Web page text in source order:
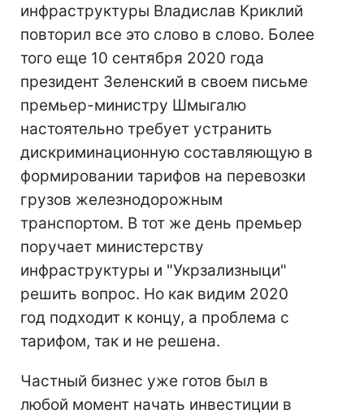
инфраструктуры Владислав Криклий
повторил все это слово в слово. Более
того еще 10 сентября 2020 года
президент Зеленский в своем письме
премьер-министру Шмыгалю
настоятельно требует устранить
дискриминационную составляющую в
формировании тарифов на перевозки
грузов железнодорожным
транспортом. В тот же день премьер
поручает министерству
инфраструктуры и "Укрзализныци"
решить вопрос. Но как видим 2020
год подходит к концу, а проблема с
тарифом, так и не решена.
Частный бизнес уже готов был в
любой момент начать инвестиции в